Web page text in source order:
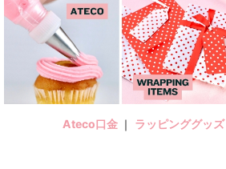
Ateco口金 ｜ ラッピンググッズ